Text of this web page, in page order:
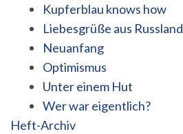
Kupferblau knows how
Liebesgrüße aus Russland
Neuanfang
Optimismus
Unter einem Hut
Wer war eigentlich?
Heft-Archiv